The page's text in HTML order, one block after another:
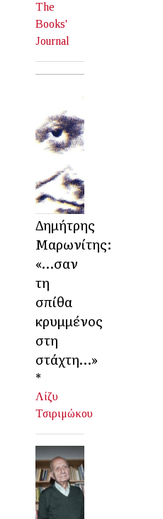
The
Books'
Journal
Δημήτρης
Μαρωνίτης:
«…σαν
τη
σπίθα
κρυμμένος
στη
στάχτη…»
*
Λίζυ
Τσιριμώκου